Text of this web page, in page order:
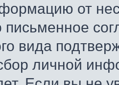
от
письменное
вида
личной